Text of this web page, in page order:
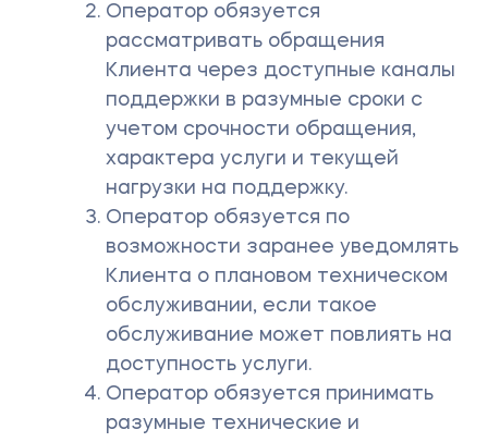
Оператор обязуется
рассматривать обращения
Клиента через доступные каналы
поддержки в разумные сроки с
учетом срочности обращения,
характера услуги и текущей
нагрузки на поддержку.
Оператор обязуется по
возможности заранее уведомлять
Клиента о плановом техническом
обслуживании, если такое
обслуживание может повлиять на
доступность услуги.
Оператор обязуется принимать
разумные технические и